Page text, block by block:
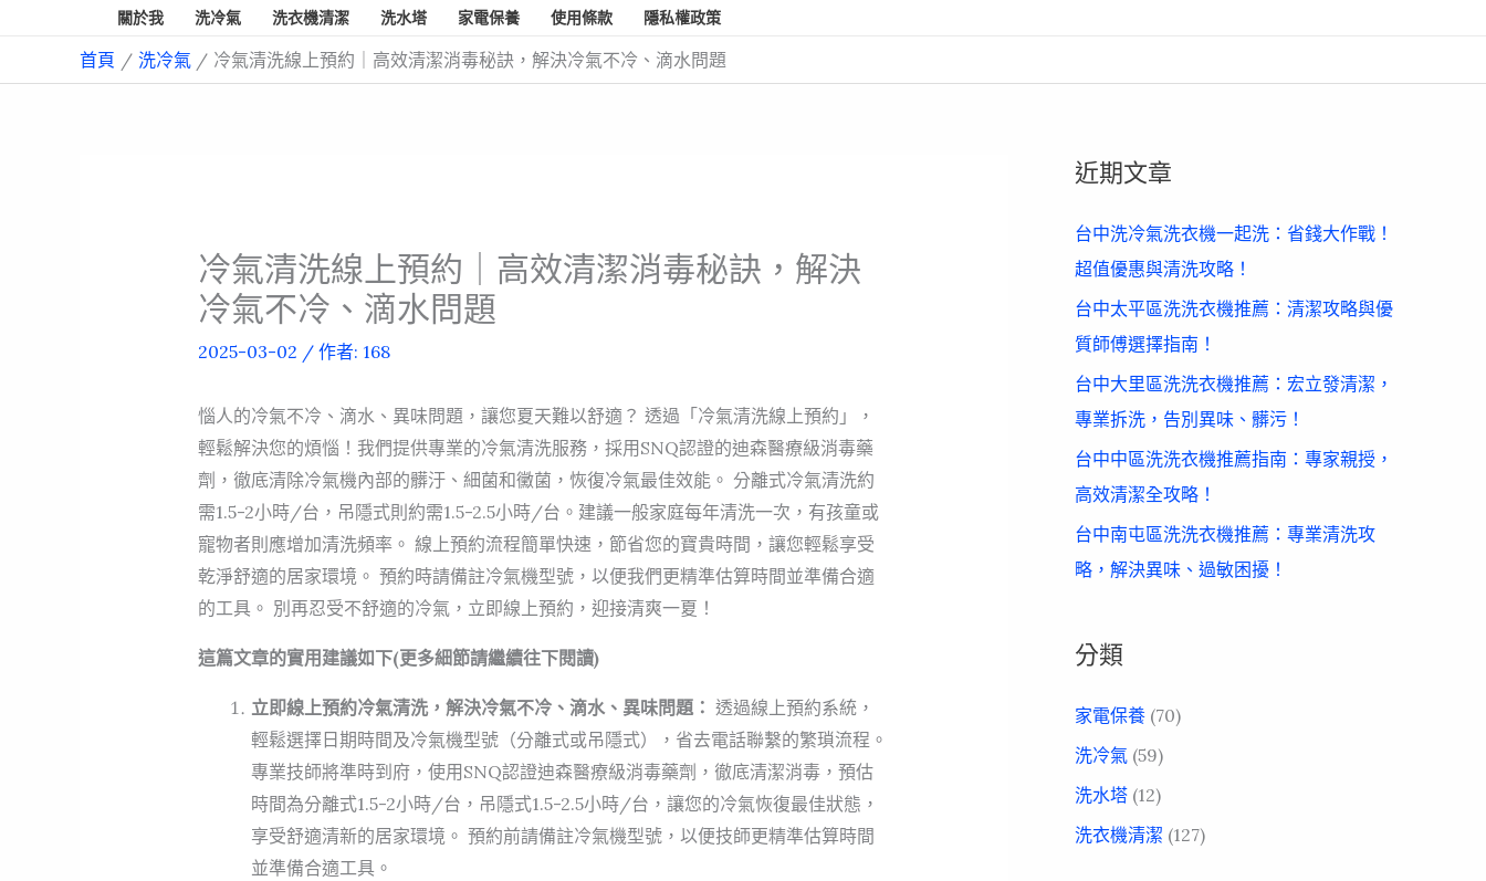
主
關於我 洗冷氣 洗衣機清潔 洗水塔 家電保養 使用條款 隱私權政策
首頁 洗冷氣 冷氣清洗線上預約｜高效清潔消毒秘訣，解決冷氣不冷、滴水問題
冷氣清洗線上預約｜高效清潔消毒秘訣，解決
冷氣不冷、滴水問題
2025-03-02 / 作者: 168
惱人的冷氣不冷、滴水、異味問題，讓您夏天難以舒適？ 透過「冷氣清洗線上預約」，
輕鬆解決您的煩惱！我們提供專業的冷氣清洗服務，採用SNQ認證的迪森醫療級消毒藥
劑，徹底清除冷氣機內部的髒汙、細菌和黴菌，恢復冷氣最佳效能。 分離式冷氣清洗約
需1.5-2小時/台，吊隱式則約需1.5-2.5小時/台。建議一般家庭每年清洗一次，有孩童或
寵物者則應增加清洗頻率。 線上預約流程簡單快速，節省您的寶貴時間，讓您輕鬆享受
乾淨舒適的居家環境。 預約時請備註冷氣機型號，以便我們更精準估算時間並準備合適
的工具。 別再忍受不舒適的冷氣，立即線上預約，迎接清爽一夏！
這篇文章的實用建議如下(更多細節請繼續往下閱讀)
立即線上預約冷氣清洗，解決冷氣不冷、滴水、異味問題： 透過線上預約系統，
輕鬆選擇日期時間及冷氣機型號（分離式或吊隱式），省去電話聯繫的繁瑣流程。
專業技師將準時到府，使用SNQ認證迪森醫療級消毒藥劑，徹底清潔消毒，預估
時間為分離式1.5-2小時/台，吊隱式1.5-2.5小時/台，讓您的冷氣恢復最佳狀態，
享受舒適清新的居家環境。 預約前請備註冷氣機型號，以便技師更精準估算時間
並準備合適工具。
近期文章
台中洗冷氣洗衣機一起洗：省錢大作戰！
超值優惠與清洗攻略！
台中太平區洗洗衣機推薦：清潔攻略與優
質師傅選擇指南！
台中大里區洗洗衣機推薦：宏立發清潔，
專業拆洗，告別異味、髒污！
台中中區洗洗衣機推薦指南：專家親授，
高效清潔全攻略！
台中南屯區洗洗衣機推薦：專業清洗攻
略，解決異味、過敏困擾！
分類
家電保養 (70)
洗冷氣 (59)
洗水塔 (12)
洗衣機清潔 (127)